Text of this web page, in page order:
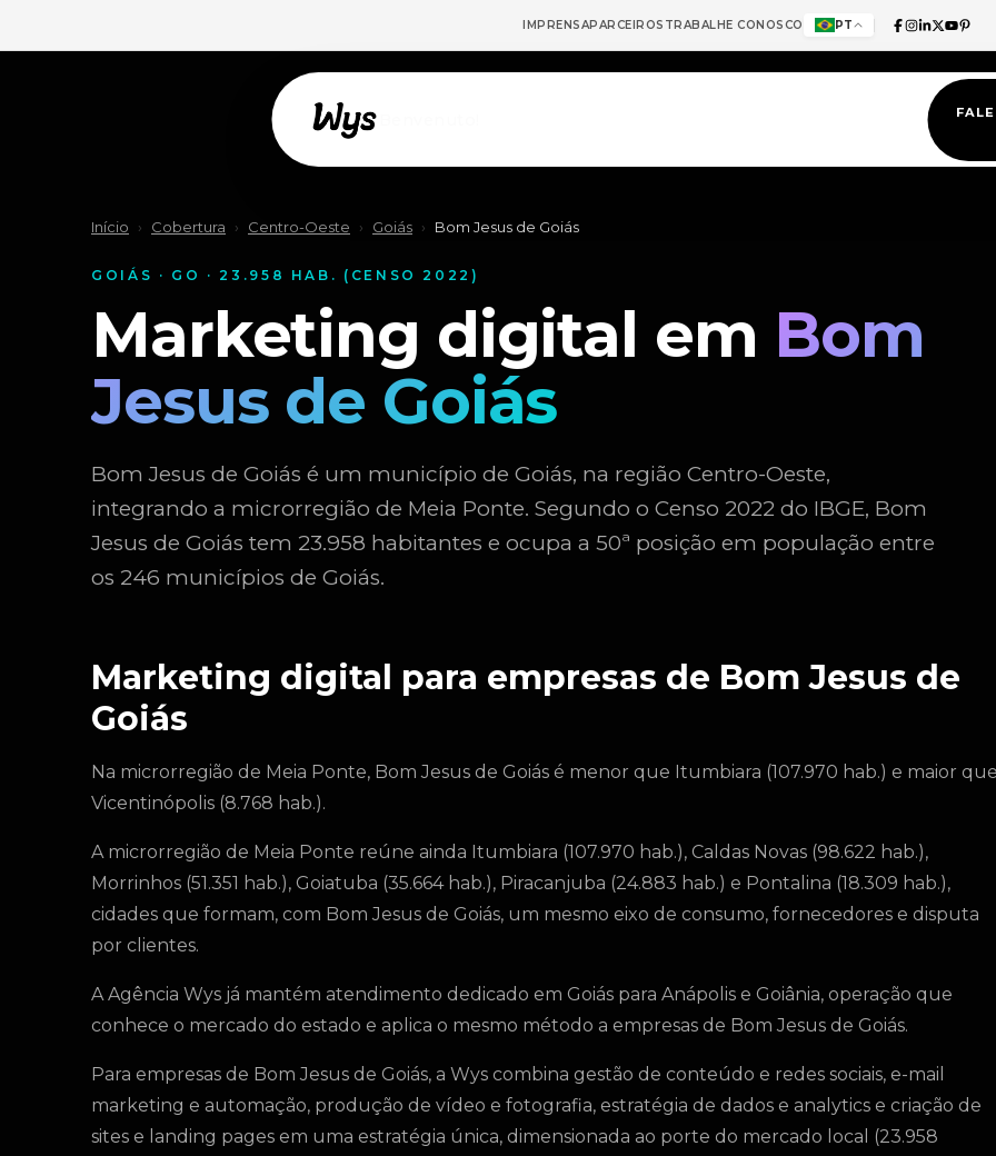
IMPRENSAPARCEIROS TRABALHE CONOSCO PT
Início › Cobertura › Centro-Oeste › Goiás › Bom Jesus de Goiás
GOIÁS · GO · 23.958 HAB. (CENSO 2022)
Marketing digital em Bom
Jesus de Goiás
Bom Jesus de Goiás é um município de Goiás, na região Centro-Oeste,
integrando a microrregião de Meia Ponte. Segundo o Censo 2022 do IBGE, Bom
Jesus de Goiás tem 23.958 habitantes e ocupa a 50ª posição em população entre
os 246 municípios de Goiás.
Marketing digital para empresas de Bom Jesus de
Goiás
Na microrregião de Meia Ponte, Bom Jesus de Goiás é menor que Itumbiara (107.970 hab.) e maior
Vicentinópolis (8.768 hab.).
A microrregião de Meia Ponte reúne ainda Itumbiara (107.970 hab.), Caldas Novas (98.622 hab.),
Morrinhos (51.351 hab.), Goiatuba (35.664 hab.), Piracanjuba (24.883 hab.) e Pontalina (18.309 hab.),
cidades que formam, com Bom Jesus de Goiás, um mesmo eixo de consumo, fornecedores e disputa
por clientes.
A Agência Wys já mantém atendimento dedicado em Goiás para Anápolis e Goiânia, operação que
conhece o mercado do estado e aplica o mesmo método a empresas de Bom Jesus de Goiás.
Para empresas de Bom Jesus de Goiás, a Wys combina gestão de conteúdo e redes sociais, e-mail
marketing e automação, produção de vídeo e fotografia, estratégia de dados e analytics e criação de
sites e landing pages em uma estratégia única, dimensionada ao porte do mercado local (23.958